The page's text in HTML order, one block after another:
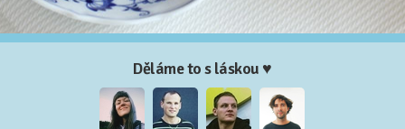
Děláme to s láskou ♥